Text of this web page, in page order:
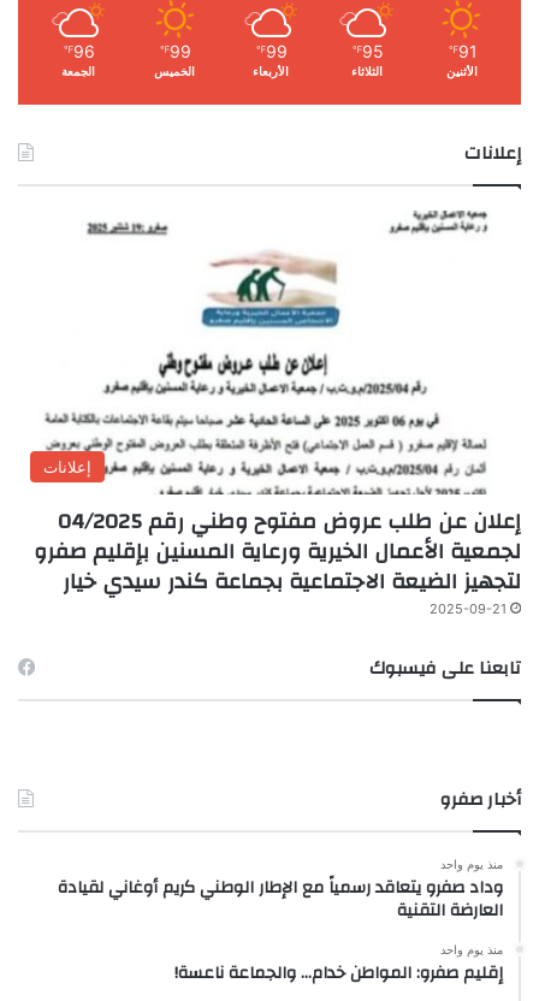
91
℉
الأثنين
95
℉
الثلاثاء
99
℉
الأربعاء
99
℉
الخميس
96
℉
الجمعة
إعلانات
إعلانات
إعلان عن طلب عروض مفتوح وطني رقم 04/2025
لجمعية الأعمال الخيرية ورعاية المسنين بإقليم صفرو
لتجهيز الضيعة الاجتماعية بجماعة كندر سيدي خيار
2025-09-21
تابعنا على فيسبوك
أخبار صفرو
منذ يوم واحد
وداد صفرو يتعاقد رسمياً مع الإطار الوطني كريم أوغاني لقيادة
العارضة التقنية
منذ يوم واحد
إقليم صفرو: المواطن خدام… والجماعة ناعسة!